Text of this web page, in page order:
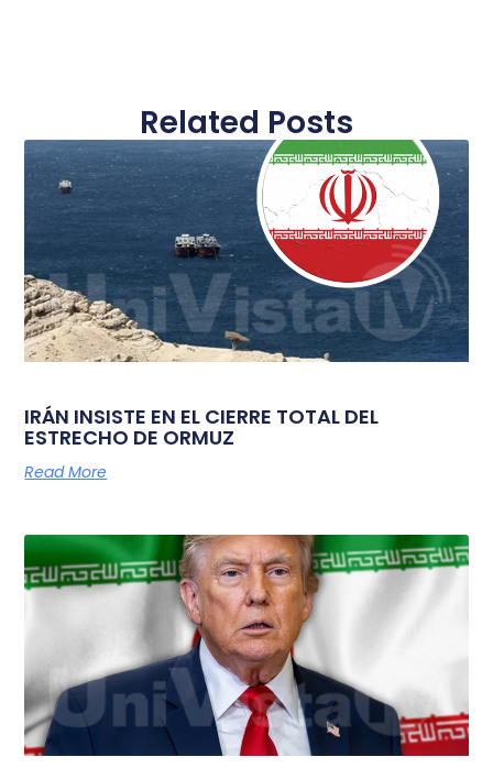
Related Posts
IRÁN INSISTE EN EL CIERRE TOTAL DEL
ESTRECHO DE ORMUZ
Read More